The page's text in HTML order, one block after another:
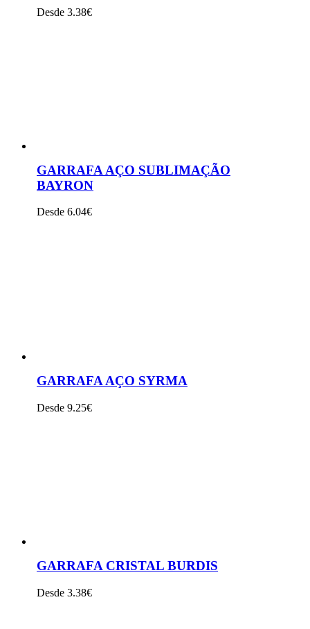
Desde 3.38€
GARRAFA AÇO SUBLIMAÇÃO
BAYRON
Desde 6.04€
GARRAFA AÇO SYRMA
Desde 9.25€
GARRAFA CRISTAL BURDIS
Desde 3.38€